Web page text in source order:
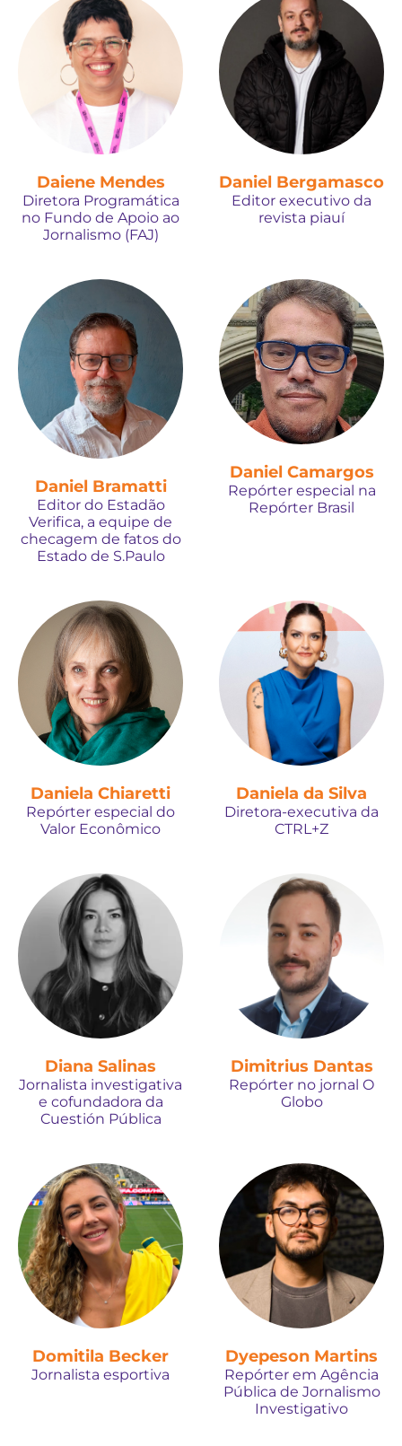
Daiene Mendes
Diretora Programática
no Fundo de Apoio ao
Jornalismo (FAJ)
Daniel Bergamasco
Editor executivo da
revista piauí
Daniel Bramatti
Editor do Estadão
Verifica, a equipe de
checagem de fatos do
Estado de S.Paulo
Daniel Camargos
Repórter especial na
Repórter Brasil
Daniela Chiaretti
Repórter especial do
Valor Econômico
Daniela da Silva
Diretora-executiva da
CTRL+Z
Diana Salinas
Jornalista investigativa
e cofundadora da
Cuestión Pública
Dimitrius Dantas
Repórter no jornal O
Globo
Domitila Becker
Jornalista esportiva
Dyepeson Martins
Repórter em Agência
Pública de Jornalismo
Investigativo